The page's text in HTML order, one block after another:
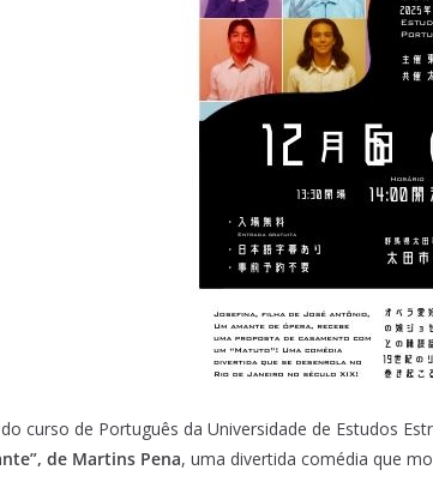
curso de Português da Universidade de Estudos
de Martins Pena, uma divertida comédia que